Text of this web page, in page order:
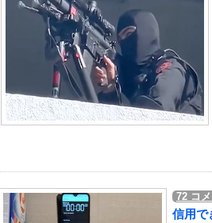
【悲報】韓国人「え待って、何で日本の避難所
今の時期 河口で釣れる美味い魚教えて
『BanG Dream! Ave Mujica』7話感想 再び集ま
【Xの車窓から】オービスかと思ったら野生の
【ポロリ悲話】ネットで拡散してるおっぱいポ
【衝撃】「かわいい虫」ランキング、ついに発
生配信中に猫に乳首ポロリさせられた10代美少
72 コ
信用で